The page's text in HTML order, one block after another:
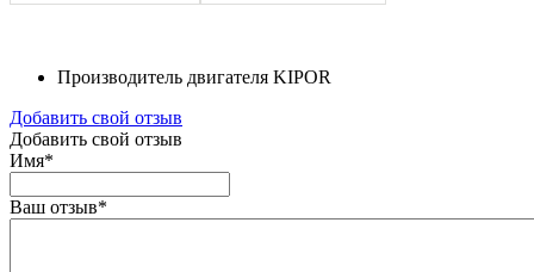
Производитель двигателя KIPOR
Добавить свой отзыв
Добавить свой отзыв
Имя*
Ваш отзыв*